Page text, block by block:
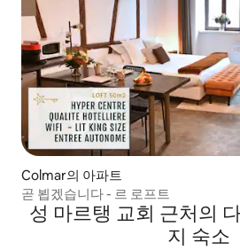
Colmar의 아파트
곧 뵙겠습니다 - 르 로프트
성 마르탱 교회 근처의
지 숙소